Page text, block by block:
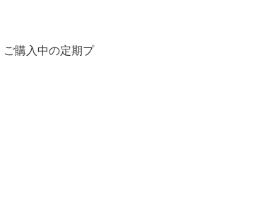
ご購入中の定期プ